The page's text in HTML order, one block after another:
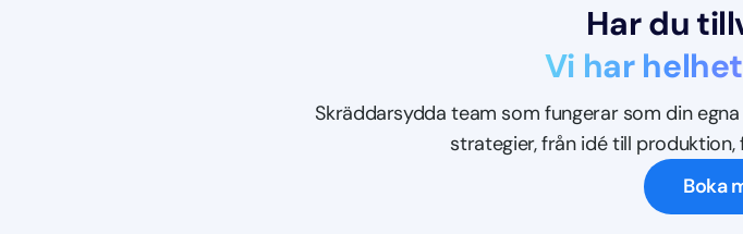
Har du
Vi har
Skräddarsydda team som fungerar som din
strategier, från idé till
Boka